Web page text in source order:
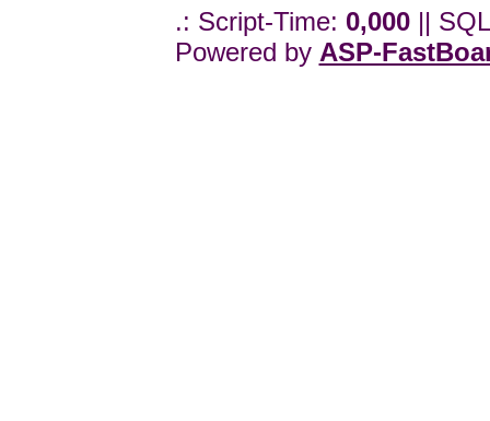
.: Script-Time: 0,000||
Powered by ASP-